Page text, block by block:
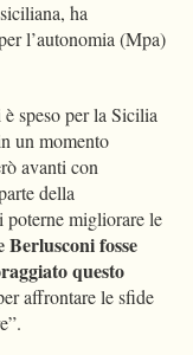
ha
l’autonomia (Mpa)
speso per la Sicilia
un momento
avanti con
della
poterne migliorare le
Berlusconi fosse
questo
affrontare le sfide